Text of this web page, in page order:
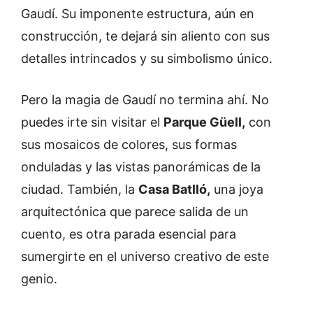
Gaudí. Su imponente estructura, aún en
construcción, te dejará sin aliento con sus
detalles intrincados y su simbolismo único.
Pero la magia de Gaudí no termina ahí. No
puedes irte sin visitar el Parque Güell, con
sus mosaicos de colores, sus formas
onduladas y las vistas panorámicas de la
ciudad. También, la Casa Batlló, una joya
arquitectónica que parece salida de un
cuento, es otra parada esencial para
sumergirte en el universo creativo de este
genio.